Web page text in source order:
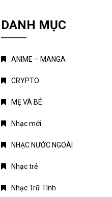
DANH MỤC
ANIME – MANGA
CRYPTO
MẸ VÀ BÉ
Nhạc mới
NHẠC NƯỚC NGOÀI
Nhạc trẻ
Nhạc Trữ Tình